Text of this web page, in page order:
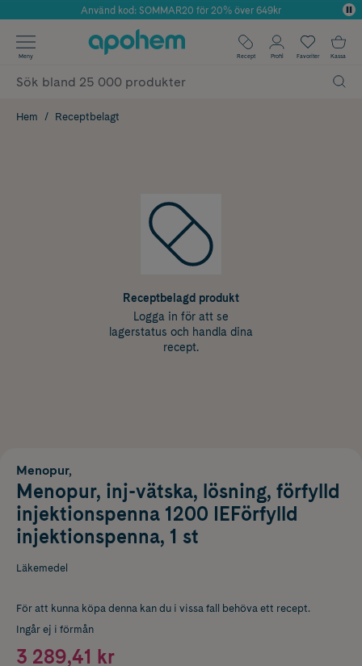
Årets Butik 2025 inom Skönhet
Använd kod: SOMMAR20 för 20% över 649kr
✓ Fri frakt
✓ Poäng på alla köp*
Meny Recept Profil Favoriter Kassa
Hem Receptbelagt
Receptbelagd produkt
Logga in för att se
lagerstatus och handla dina
recept.
Menopur,
Menopur, inj-vätska, lösning, förfylld
injektionspenna 1200 IEFörfylld
injektionspenna, 1 st
Läkemedel
För att kunna köpa denna kan du i vissa fall behöva ett recept.
Ingår ej i förmån
3 289,41 kr